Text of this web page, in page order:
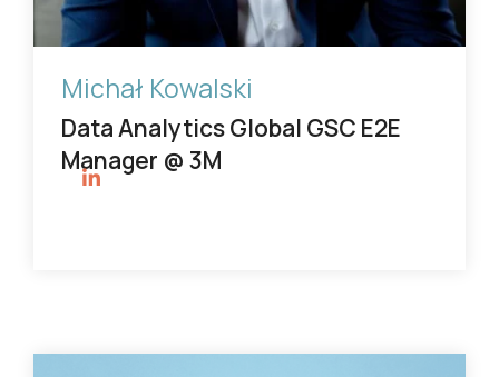
Michał Kowalski
Data Analytics Global GSC E2E
Manager @ 3M